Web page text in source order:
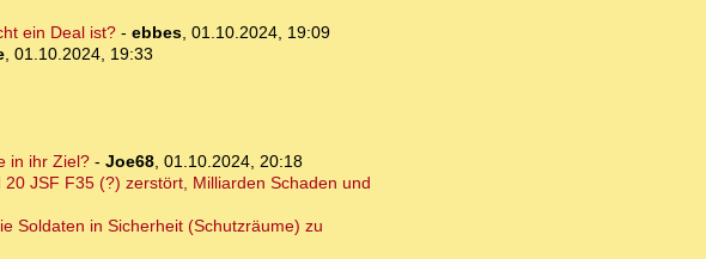
ein Deal ist?- ebbes, 01.10.2024, 19:09
, 01.10.2024, 19:33
in ihr Ziel?- Joe68, 01.10.2024, 20:18
JSF F35 (?) zerstört, Milliarden Schaden und
Soldaten in Sicherheit (Schutzräume) zu